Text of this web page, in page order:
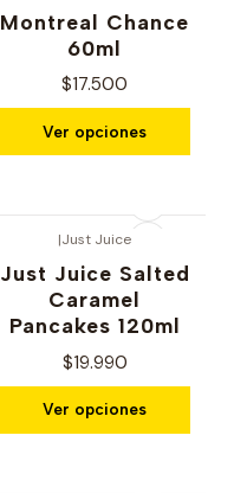
Montreal Chance
60ml
$17.500
Ver opciones
|Just Juice
Just Juice Salted
Caramel
Pancakes 120ml
$19.990
Ver opciones